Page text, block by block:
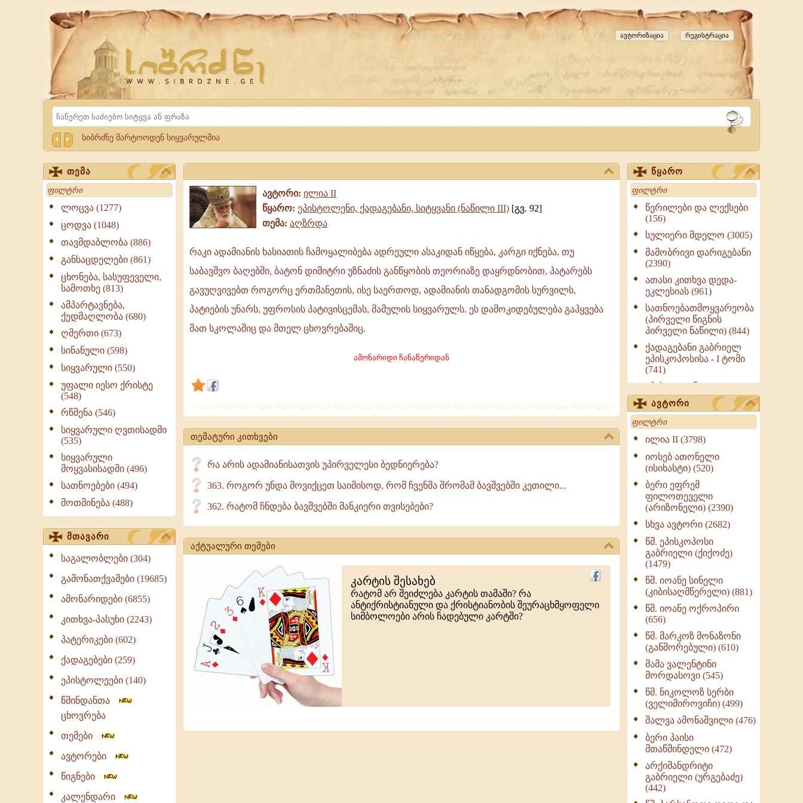
Website
Sibrdzne.ge
რეგისტრაცია
ავტორიზაცია
Search
სიბრძნე მარტოოდენ სიყვარულშია
თემა
Search
ლოცვა (1277)
ცოდვა (1048)
თავმდაბლობა (886)
განსაცდელები (861)
ცხონება, სასუფეველი,
სამოთხე (813)
ამპარტავნება,
ქედმაღლობა (680)
ღმერთი (673)
სინანული (598)
სიყვარული (550)
უფალი იესო ქრისტე
(548)
რწმენა (546)
სიყვარული ღვთისადმი
(535)
სიყვარული
მოყვასისადმი (496)
სათნოებები (494)
მოთმინება (488)
მთავარი
საგალობლები (304)
გამონათქვამები (19685)
ამონარიდები (6855)
კითხვა-პასუხი (2243)
პატერიკები (602)
ქადაგებები (259)
ეპისტოლეები (140)
წმინდანთა
ცხოვრება
თემები
ავტორები
წიგნები
კალენდარი
ავტორი: ილია II
წყარო: ეპისტოლენი, ქადაგებანი, სიტყვანი (ნაწილი III) [გვ. 92]
თემა: აღზრდა
რაკი
ადამიანის
ხასიათის
ჩამოყალიბება
ადრეული
ასაკიდან
იქნება,
თუ
საბავშვო
ბაღებში,
რაკი ადამიანის ხასიათის ჩამოყალიბება ადრეული ასაკიდან იწყება, კარგი იქნება, თუ
საბავშვო ბაღებში, ბატონ დიმიტრი უზნაძის განწყობის თეორიაზე დაყრდნობით, პატარებს
გავუღვივებთ როგორც ერთმანეთის, ისე საერთოდ, ადამიანის თანადგომის სურვილს,
პატიების უნარს, უფროსის პატივისცემას, მამულის სიყვარულს. ეს დამოკიდებულება გაჰყვება
მათ სკოლაშიც და მთელ ცხოვრებაშიც.
ამონარიდი ჩანაწერიდან
თემატური კითხვები
რა არის ადამიანისათვის უპირველესი ბედნიერება?
363. როგორ უნდა მოვიქცეთ საიმისოდ, რომ ჩვენმა შრომამ ბავშვებში კეთილი...
362. რატომ ჩნდება ბავშვებში მანკიერი თვისებები?
აქტუალური თემები
კარტის შესახებ
რატომ არ შეიძლება კარტის თამაში? რა
ანტიქრისტიანული და ქრისტიანობის შეურაცხმყოფელი
სიმბოლოები არის ჩადებული კარტში?
წყარო
Search
წერილები და ლექსები
(156)
სულიერი მდელო (3005)
მამობრივი დარიგებანი
(2390)
ათასი კითხვა დედა-
ეკლესიას (961)
სათნოებათმოყვარეობა
(პირველი წიგნის
პირველი ნაწილი) (844)
ქადაგებანი გაბრიელ
ეპისკოპოსისა - I ტომი
(741)
ეპისტოლენი,
ქადაგებანი, სიტყვანი
(ნაწილი III) (723)
მოძღვრის ძალზე
სასარგებლო რჩევები
მრევლისათვის (545)
Wisdomge (514)
ქადაგებანი გაბრიელ
ეპისკოპოსისა - II ტომი
(370)
სულიერი ცხოვრების
სახელმძღვანელო -
ნაწილი II (369)
ღმერთი და ადამიანები
(287)
ბერის დიადემა (278)
მონაზვნური
გამოცდილების
ოთხი ასეული თავი
სიყვარულის შესახებ
(259)
ავტორი
Search
ილია II (3798)
იოსებ ათონელი
(ისიხასტი) (520)
ბერი ეფრემ
ფილოთეველი
(არიზონელი) (2390)
სხვა ავტორი (2682)
წმ. ეპისკოპოსი
გაბრიელი (ქიქოძე)
(1479)
წმ. იოანე სინელი
(კიბისაღმწერელი) (881)
წმ. იოანე ოქროპირი
(656)
წმ. მარკოზ მონაზონი
(განშორებული) (610)
მამა ვალენტინი
მორდასოვი (545)
წმ. ნიკოლოზ სერბი
(ველიმიროვიჩი) (499)
შალვა ამონაშვილი (476)
ბერი პაისი
მთაწმინდელი (472)
არქიმანდრიტი
გაბრიელი (ურგებაძე)
(442)